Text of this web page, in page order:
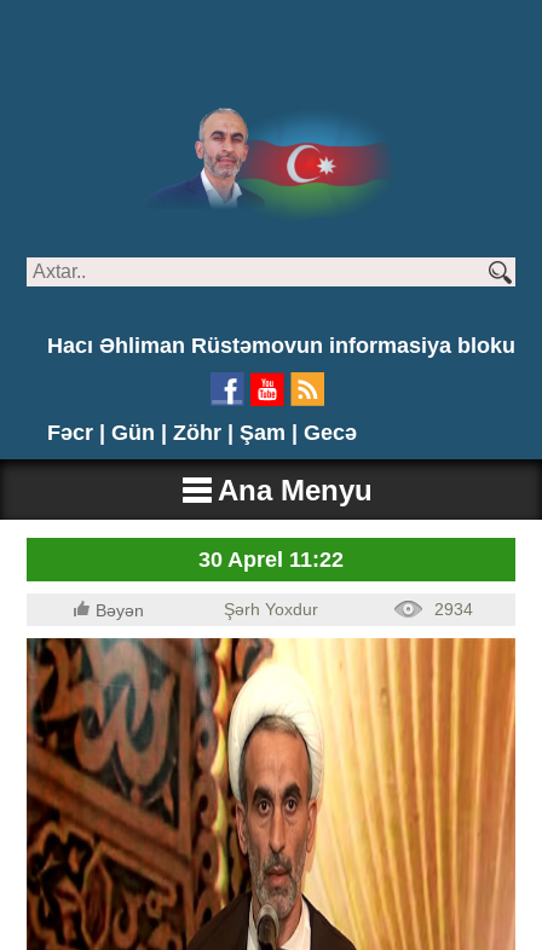
Hacı Əhliman Rüstəmovun informasiya bloku
Fəcr | Gün | Zöhr | Şam | Gecə
Ana Menyu
30 Aprel 11:22
Bəyən Şərh Yoxdur 2934